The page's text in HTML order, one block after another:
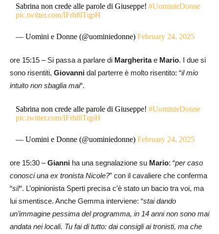
Sabrina non crede alle parole di Giuseppe!#UominieDonne
pic.twitter.com/IFrh8lTqpH
— Uomini e Donne (@uominiedonne)February 24, 2025
ore 15:15 – Si passa a parlare di Margheritae Mario. I due si
sono risentiti, Giovanni dal parterre è molto risentito: “il mio
intuito non sbaglia mai“.
Sabrina non crede alle parole di Giuseppe!#UominieDonne
pic.twitter.com/IFrh8lTqpH
— Uomini e Donne (@uominiedonne)February 24, 2025
ore 15:30 –Gianni ha una segnalazione su Mario: “per caso
conosci una ex tronista Nicole?” con il cavaliere che conferma
“si!“. L’opinionista Sperti precisa c’è stato un bacio tra voi, ma
lui smentisce. Anche Gemma interviene: “stai dando
un’immagine pessima del programma, in 14 anni non sono mai
andata nei locali. Tu fai di tutto: dai consigli ai tronisti, ma che